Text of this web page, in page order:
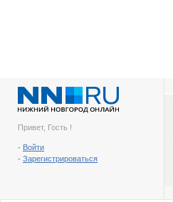
Привет, Гость !
- Войти
- Зарегистрироваться